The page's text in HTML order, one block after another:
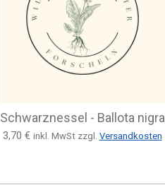
Schwarznessel - Ballota nigra
3,70 € inkl. MwSt zzgl. Versandkosten